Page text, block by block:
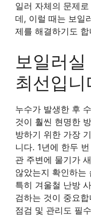
일러 자체의 문제
데, 이럴 때는 보일
제를 해결하기도 합
보일러
최선입니
누수가 발생한 후
것이 훨씬 현명한
방하기 위한 가장
니다. 1년에 한두
관 주변에 물기가
않았는지 확인하는
특히 겨울철 난방
검하는 것이 중요
점검 및 관리도 필